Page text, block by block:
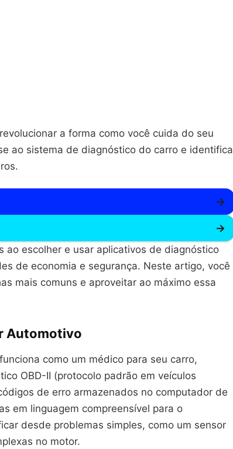
a forma como você cuida do seu
ao sistema de diagnóstico do carro e identifica
→
→
ao escolher e usar aplicativos de diagnóstico
de economia e segurança. Neste artigo, você
mais comuns e aproveitar ao máximo essa
Automotivo
como um médico para seu carro,
OBD-II (protocolo padrão em veículos
de erro armazenados no computador de
em linguagem compreensível para o
desde problemas simples, como um sensor
no motor.